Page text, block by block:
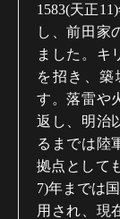
1583(天正
し、前田家
ました。キ
を招き、築
す。落雷や
返し、明治
るまでは陸
拠点として
7)年までは
用され、現